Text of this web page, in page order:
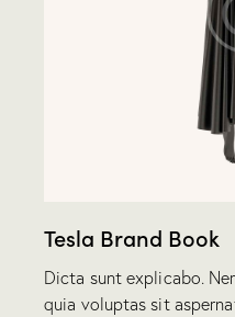
Tesla Brand Book
Dicta sunt explicabo.
quia voluptas sit